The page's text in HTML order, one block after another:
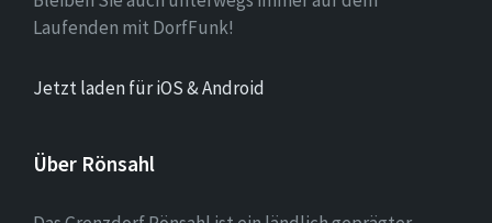
Laufenden mit DorfFunk!
Jetzt laden für iOS & Android
Über Rönsahl